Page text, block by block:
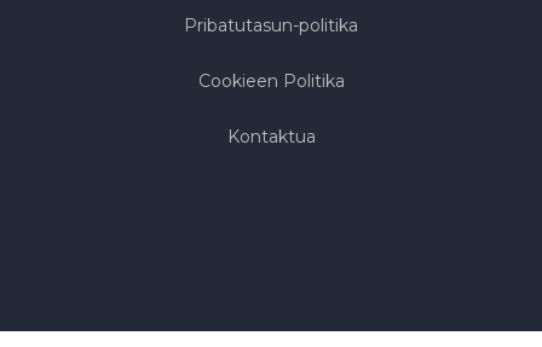
Pribatutasun-politika
Cookieen Politika
Kontaktua